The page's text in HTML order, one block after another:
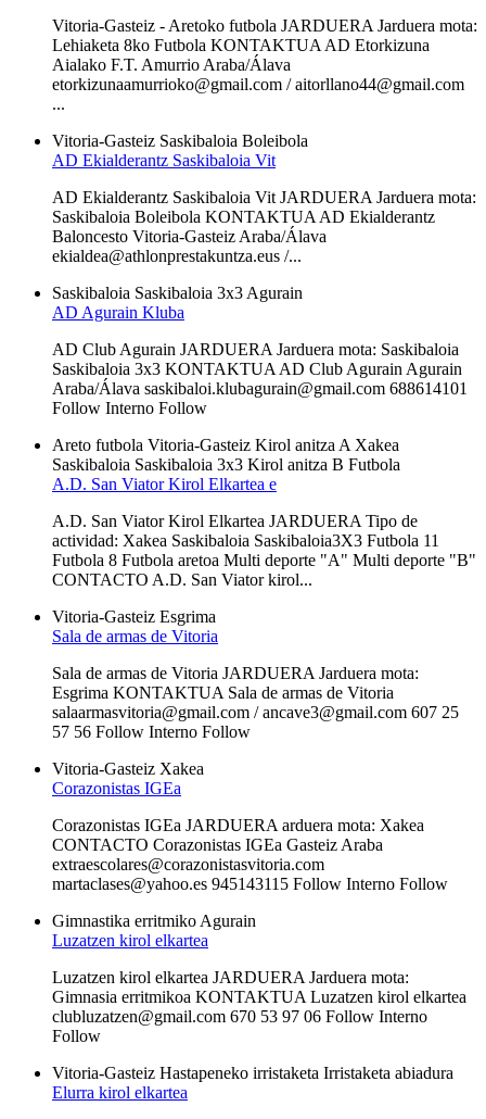
Vitoria-Gasteiz - Aretoko futbola JARDUERA Jarduera mota:
Lehiaketa 8ko Futbola KONTAKTUA AD Etorkizuna
Aialako F.T. Amurrio Araba/Álava
etorkizunaamurrioko@gmail.com / aitorllano44@gmail.com
...
Vitoria-Gasteiz Saskibaloia Boleibola
AD Ekialderantz Saskibaloia Vit
AD Ekialderantz Saskibaloia Vit JARDUERA Jarduera mota:
Saskibaloia Boleibola KONTAKTUA AD Ekialderantz
Baloncesto Vitoria-Gasteiz Araba/Álava
ekialdea@athlonprestakuntza.eus /...
Saskibaloia Saskibaloia 3x3Agurain
AD Agurain Kluba
AD Club Agurain JARDUERA Jarduera mota: Saskibaloia
Saskibaloia 3x3 KONTAKTUA AD Club Agurain Agurain
Araba/Álava saskibaloi.klubagurain@gmail.com 688614101
Follow Interno Follow
Areto futbola Vitoria-Gasteiz Kirol anitza A Xakea
Saskibaloia Saskibaloia 3x3 Kirol anitza B Futbola
A.D. San Viator Kirol Elkartea e
A.D. San Viator Kirol Elkartea JARDUERA Tipo de
actividad: Xakea Saskibaloia Saskibaloia3X3 Futbola 11
Futbola 8 Futbola aretoa Multi deporte "A" Multi deporte "B"
CONTACTO A.D. San Viator kirol...
Vitoria-Gasteiz Esgrima
Sala de armas de Vitoria
Sala de armas de Vitoria JARDUERA Jarduera mota:
Esgrima KONTAKTUA Sala de armas de Vitoria
salaarmasvitoria@gmail.com / ancave3@gmail.com 607 25
57 56 Follow Interno Follow
Vitoria-Gasteiz Xakea
Corazonistas IGEa
Corazonistas IGEa JARDUERA arduera mota: Xakea
CONTACTO Corazonistas IGEa Gasteiz Araba
extraescolares@corazonistasvitoria.com
martaclases@yahoo.es 945143115 Follow Interno Follow
Gimnastika erritmikoAgurain
Luzatzen kirol elkartea
Luzatzen kirol elkartea JARDUERA Jarduera mota:
Gimnasia erritmikoa KONTAKTUA Luzatzen kirol elkartea
clubluzatzen@gmail.com 670 53 97 06 Follow Interno
Follow
Vitoria-Gasteiz Hastapeneko irristaketa Irristaketa abiadura
Elurra kirol elkartea